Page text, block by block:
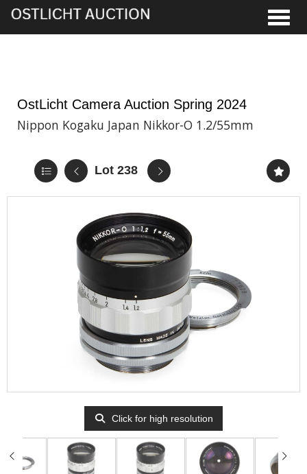
OstLicht Camera Auction Spring 2024
Nippon Kogaku Japan Nikkor-O 1.2/55mm
Lot 238
Click for high resolution